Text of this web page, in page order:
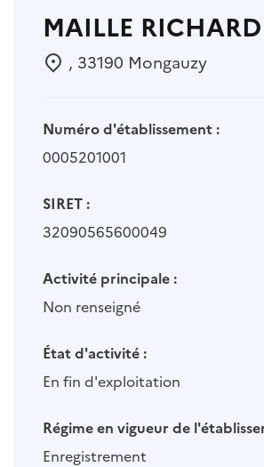
MAILLE RICHARD
, 33190 Mongauzy
Numéro d'établissement :
0005201001
SIRET :
32090565600049
Activité principale :
Non renseigné
État d'activité :
En fin d'exploitation
Régime en vigueur de
Enregistrement